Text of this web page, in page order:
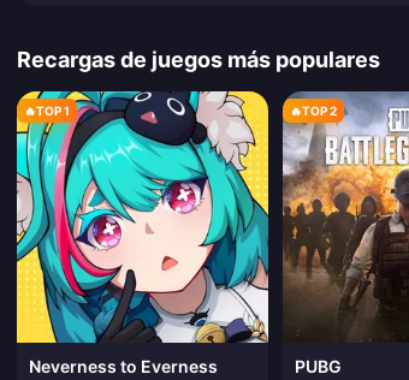
Recargas de juegos más populares
🔥TOP 1
Neverness to Everness
🔥TOP 2
PUBG